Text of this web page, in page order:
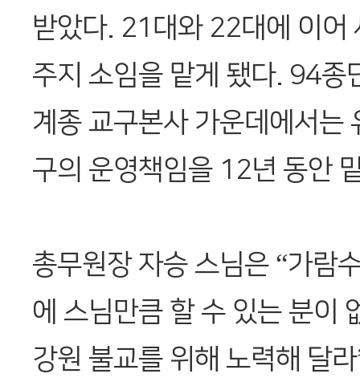
받았다. 21대와 22대에 이어
주지 소임을 맡게 됐다. 94종
계종 교구본사 가운데에서는
구의 운영책임을 12년 동안
총무원장 자승 스님은 “가람
에 스님만큼 할 수 있는 분이
강원 불교를 위해 노력해 달